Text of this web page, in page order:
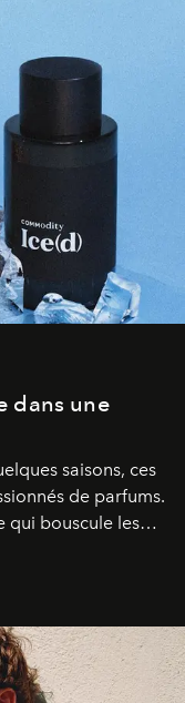
dans une
saisons, ces
de parfums.
qui bouscule les
en proposant
: